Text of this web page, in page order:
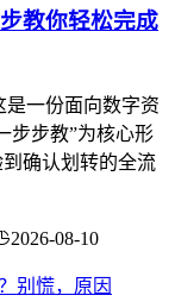
教你轻松完成
是一份面向数字资
步步教”为核心形
确认划转的全流
2026-08-10